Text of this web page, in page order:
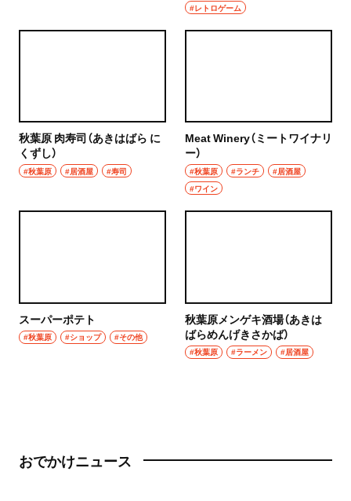
#レトロゲーム
秋葉原 肉寿司（あきはばら に
くずし）
#秋葉原 #居酒屋 #寿司
Meat Winery（ミートワイナリ
ー）
#秋葉原 #ランチ
#居酒屋
#ワイン
スーパーポテト
#秋葉原 #ショップ #その他
秋葉原メンゲキ酒場（あきは
ばらめんげきさかば）
#秋葉原 #ラーメン #居酒屋
おでかけニュース